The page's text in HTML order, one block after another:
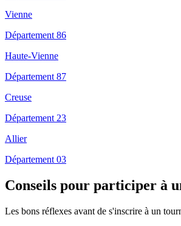
Vienne
Département 86
Haute-Vienne
Département 87
Creuse
Département 23
Allier
Département 03
Conseils pour participer à
Les bons réflexes avant de s'inscrire à un